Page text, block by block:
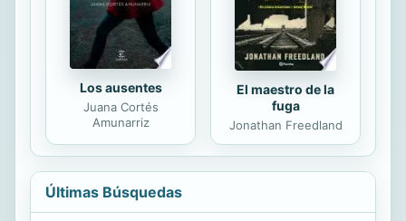
Los ausentes
Juana Cortés
Amunarriz
El maestro de la
fuga
Jonathan Freedland
Últimas Búsquedas